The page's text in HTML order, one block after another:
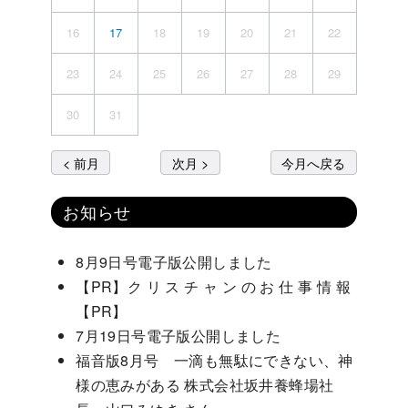
16 17 18 19 20 21 22
23 24 25 26 27 28 29
30 31
< 前月 次月 > 今月へ戻る
お知らせ
8月9日号電子版公開しました
【PR】ク リ ス チ ャ ン の お 仕 事 情 報
【PR】
7月19日号電子版公開しました
福音版8月号 一滴も無駄にできない、神
様の恵みがある 株式会社坂井養蜂場社